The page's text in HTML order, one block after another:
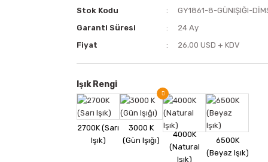
Stok Kodu
GY1861-8-GÜNIŞIĞI-
Garanti Süresi
24 Ay
Fiyat
26,00 USD + KDV
Işık Rengi